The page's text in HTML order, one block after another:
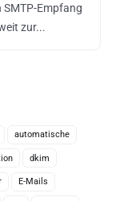
automatische
dkim
E-Mails
Empfang
zur...